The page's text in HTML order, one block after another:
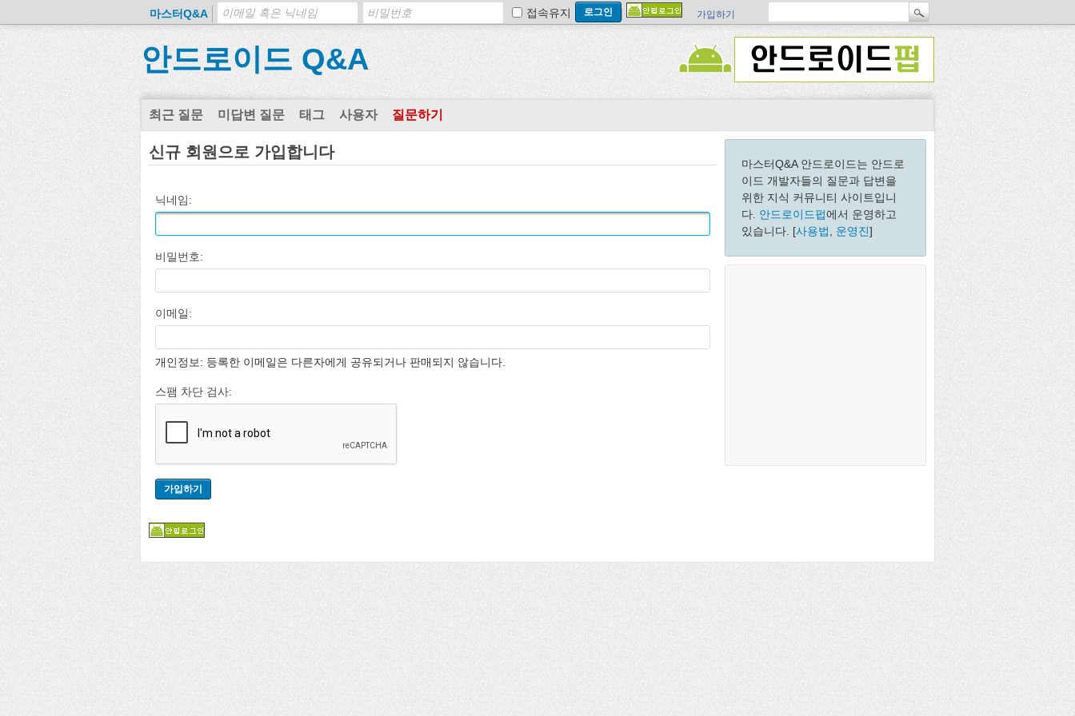
마스터Q&A 접속유지 가입하기
안드로이드 Q&A
최근 질문 미답변 질문 태그 사용자 질문하기
마스터Q&A 안드로이드는 안드로
이드 개발자들의 질문과 답변을
위한 지식 커뮤니티 사이트입니
다. 안드로이드펍에서 운영하고
있습니다. [사용법 운영진]
신규 회원으로 가입합니다
닉네임:
비밀번호:
이메일:
개인정보: 등록한 이메일은 다른자에게 공유되거나 판매되지 않습니다.
스팸 차단 검사: